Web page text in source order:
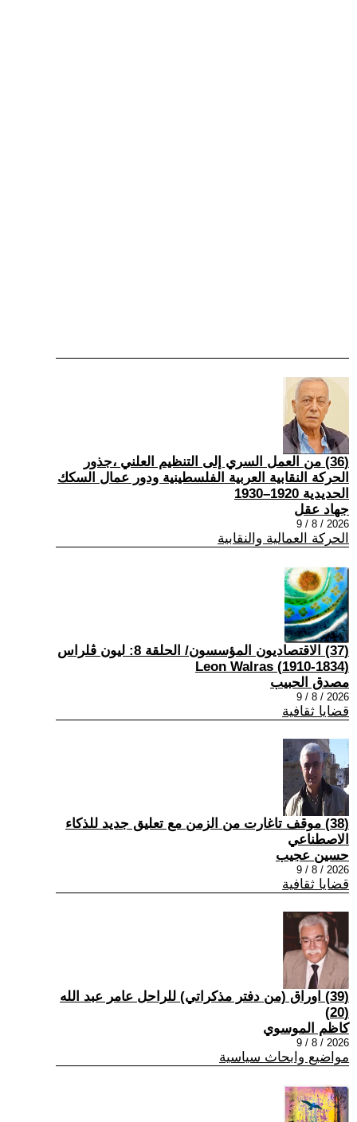
(36) من العمل السري إلى التنظيم العلني ،جذور
الحركة النقابية العربية الفلسطينية ودور عمال السكك
الحديدية 1920–1930
جهاد عقل
2026 / 8 / 9
الحركة العمالية والنقابية
(37) الاقتصاديون المؤسسون/ الحلقة 8: ليون ڤلراس
(1834-1910) Leon Walras
مصدق الحبيب
2026 / 8 / 9
قضايا ثقافية
(38) موقف تاغارت من الزمن مع تعليق جديد للذكاء
الاصطناعي
حسين عجيب
2026 / 8 / 9
قضايا ثقافية
(39) اوراق (من دفتر مذكراتي) للراحل عامر عبد الله
(20)
كاظم الموسوي
2026 / 8 / 9
مواضيع وابحاث سياسية